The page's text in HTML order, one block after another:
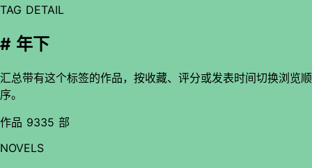
TAG DETAIL
# 年下
汇总带有这个标签的作品，按收藏、评分或发表时间切换浏览顺
序。
作品 9335 部
NOVELS